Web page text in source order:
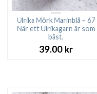
Ulrika Mörk Marinblå – 67
När ett Ulrikagarn är som
bäst.
39.00 kr